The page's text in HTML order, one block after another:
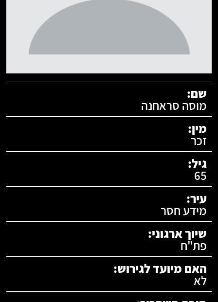
שם:
מוסה סראחנה
מין:
זכר
גיל:
65
עיר:
מידע חסר
שיוך ארגוני:
פת"ח
האם מיועד לגירוש:
לא